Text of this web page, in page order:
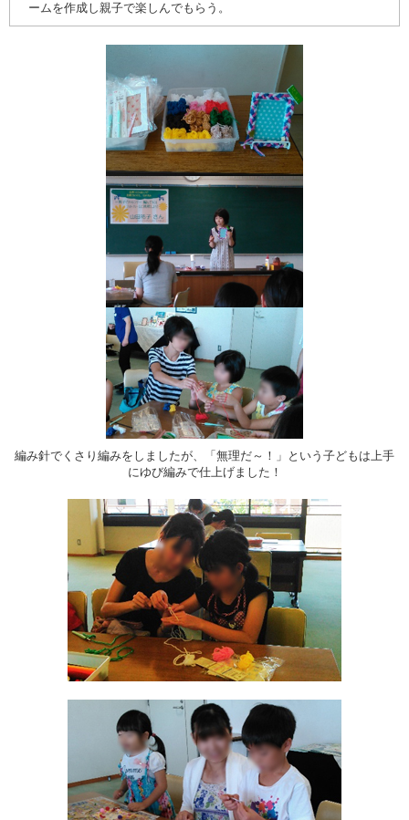
ームを作成し親子で楽しんでもらう。
編み針でくさり編みをしましたが、「無理だ～！」という子どもは上手
にゆび編みで仕上げました！